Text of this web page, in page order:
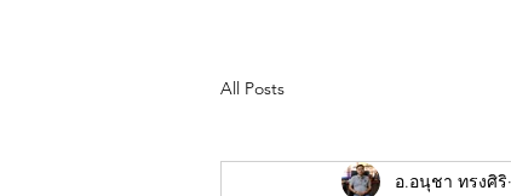
All Posts
อ.อนุชา ทรงศิริ